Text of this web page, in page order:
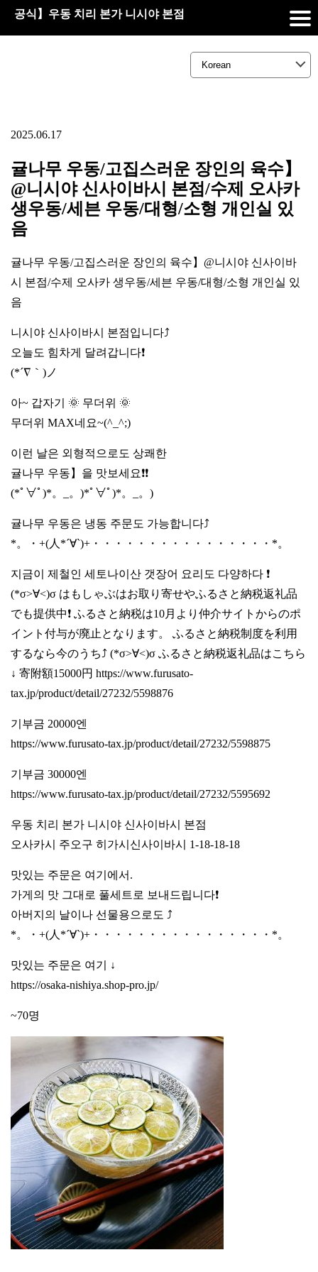
공식】우동 치리 본가 니시야 본점
2025.06.17
귤나무 우동/고집스러운 장인의 육수】
@니시야 신사이바시 본점/수제 오사카
생우동/세븐 우동/대형/소형 개인실 있
음
귤나무 우동/고집스러운 장인의 육수】@니시야 신사이바
시 본점/수제 오사카 생우동/세븐 우동/대형/소형 개인실 있
음
니시야 신사이바시 본점입니다⤴️
오늘도 힘차게 달려갑니다❗️
(*´∇｀)ノ
아~ 갑자기 🌞 무더위 🌞
무더위 MAX네요~(^_^;)
이런 날은 외형적으로도 상쾌한
귤나무 우동】을 맛보세요❗️❗️
(*ﾟ∀ﾟ)*。_。)*ﾟ∀ﾟ)*。_。)
귤나무 우동은 냉동 주문도 가능합니다⤴️
*。・+(人*´∀`)+・・・・・・・・・・・・・・・・*。
지금이 제철인 세토나이산 갯장어 요리도 다양하다 ❗️
(*σ>∀<)σ はもしゃぶはお取り寄せやふるさと納税返礼品
でも提供中❗️ ふるさと納税は10月より仲介サイトからのポ
イント付与が廃止となります。 ふるさと納税制度を利用
するなら今のうち⤴️ (*σ>∀<)σ ふるさと納税返礼品はこちら
↓ 寄附額15000円 https://www.furusato-
tax.jp/product/detail/27232/5598876
기부금 20000엔
https://www.furusato-tax.jp/product/detail/27232/5598875
기부금 30000엔
https://www.furusato-tax.jp/product/detail/27232/5595692
우동 치리 본가 니시야 신사이바시 본점
오사카시 주오구 히가시신사이바시 1-18-18-18
맛있는 주문은 여기에서.
가게의 맛 그대로 풀세트로 보내드립니다❗️
아버지의 날이나 선물용으로도 ⤴️
*。・+(人*´∀`)+・・・・・・・・・・・・・・・・*。
맛있는 주문은 여기 ↓
https://osaka-nishiya.shop-pro.jp/
~70명